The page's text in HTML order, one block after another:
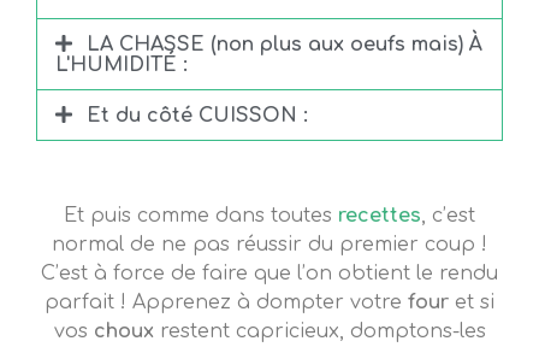
LA CHASSE (non plus aux oeufs mais) À
L'HUMIDITÉ :
Et du côté CUISSON :
Et puis comme dans toutes recettes, c’est
normal de ne pas réussir du premier coup !
C’est à force de faire que l’on obtient le rendu
parfait ! Apprenez à dompter votre four et si
vos choux restent capricieux, domptons-les